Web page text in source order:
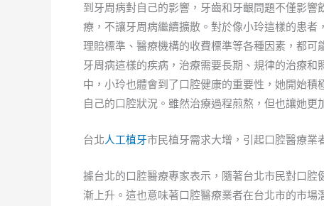
到牙周病對自己的影響，牙齒和牙齦問題不僅影
療，不讓牙周病繼續擴散。對於像小玲這樣的患
理賠標準、醫療機構的收費標準等各種因素，都
牙周病這樣的疾病，治療需要長期、規律的治療
中，小玲也體會到了口腔健康的重要性，她開始
自己的口腔狀況。雖然治療過程煎熬，但也讓她
台北人工植牙市民植牙需求大增，引起口腔醫療業
據台北的口腔醫療專家表示，隨著台北市民對口
漸上升。這也意味著口腔醫療業者在台北市的市